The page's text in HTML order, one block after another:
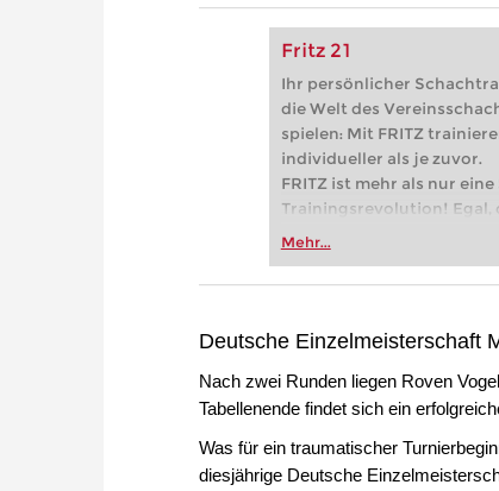
Fritz 21
Ihr persönlicher
die Welt des
spielen: Mit FRITZ
individueller als je zuvor.
FRITZ ist mehr als nur
Trainingsrevolution! Egal,
Vereinsschachs machen
zuvor.
Mehr...
Deutsche Einzelmeisterschaft
Nach zwei Runden liegen Roven
Tabellenende findet sich ein
Was für ein traumatischer
diesjährige Deutsche